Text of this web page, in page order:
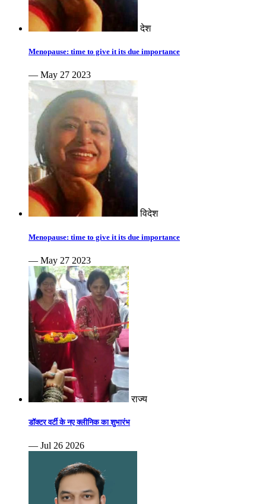
देश
Menopause: time to give it its due importance
— May 27 2023
विदेश
Menopause: time to give it its due importance
— May 27 2023
राज्य
डॉक्टर वर्टी के नए क्लीनिक का शुभारंभ
— Jul 26 2026